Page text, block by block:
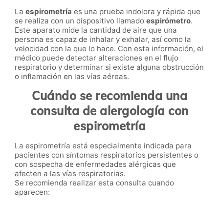
La espirometría es una prueba indolora y rápida que
se realiza con un dispositivo llamado espirómetro.
Este aparato mide la cantidad de aire que una
persona es capaz de inhalar y exhalar, así como la
velocidad con la que lo hace. Con esta información, el
médico puede detectar alteraciones en el flujo
respiratorio y determinar si existe alguna obstrucción
o inflamación en las vías aéreas.
Cuándo se recomienda una
consulta de alergología con
espirometría
La espirometría está especialmente indicada para
pacientes con síntomas respiratorios persistentes o
con sospecha de enfermedades alérgicas que
afecten a las vías respiratorias.
Se recomienda realizar esta consulta cuando
aparecen: